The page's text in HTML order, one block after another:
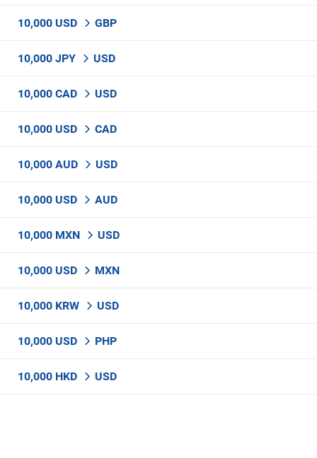
10,000 USD GBP
10,000 JPY USD
10,000 CAD USD
10,000 USD CAD
10,000 AUD USD
10,000 USD AUD
10,000 MXN USD
10,000 USD MXN
10,000 KRW USD
10,000 USD PHP
10,000 HKD USD